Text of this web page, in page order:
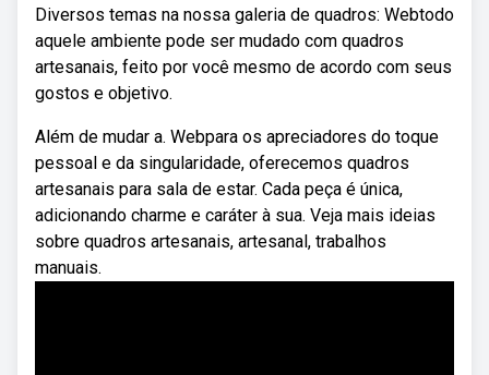
Diversos temas na nossa galeria de quadros: Webtodo
aquele ambiente pode ser mudado com quadros
artesanais, feito por você mesmo de acordo com seus
gostos e objetivo.
Além de mudar a. Webpara os apreciadores do toque
pessoal e da singularidade, oferecemos quadros
artesanais para sala de estar. Cada peça é única,
adicionando charme e caráter à sua. Veja mais ideias
sobre quadros artesanais, artesanal, trabalhos
manuais.